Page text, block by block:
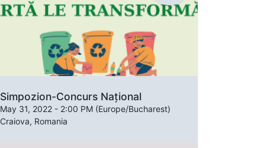
Simpozion-Concurs Național
May 31, 2022 - 2:00 PM (Europe/Bucharest)
Craiova, Romania